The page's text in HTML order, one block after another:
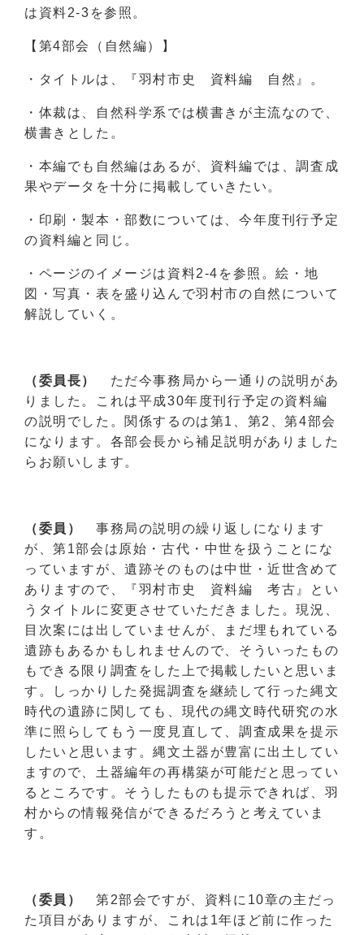
は資料2-3を参照。
【第4部会（自然編）】
・タイトルは、『羽村市史 資料編 自然』。
・体裁は、自然科学系では横書きが主流なので、
横書きとした。
・本編でも自然編はあるが、資料編では、調査成
果やデータを十分に掲載していきたい。
・印刷・製本・部数については、今年度刊行予定
の資料編と同じ。
・ページのイメージは資料2-4を参照。絵・地
図・写真・表を盛り込んで羽村市の自然について
解説していく。
（委員長） ただ今事務局から一通りの説明があ
りました。これは平成30年度刊行予定の資料編
の説明でした。関係するのは第1、第2、第4部会
になります。各部会長から補足説明がありました
らお願いします。
（委員） 事務局の説明の繰り返しになります
が、第1部会は原始・古代・中世を扱うことにな
っていますが、遺跡そのものは中世・近世含めて
ありますので、『羽村市史 資料編 考古』とい
うタイトルに変更させていただきました。現況、
目次案には出していませんが、まだ埋もれている
遺跡もあるかもしれませんので、そういったもの
もできる限り調査をした上で掲載したいと思いま
す。しっかりした発掘調査を継続して行った縄文
時代の遺跡に関しても、現代の縄文時代研究の水
準に照らしてもう一度見直して、調査成果を提示
したいと思います。縄文土器が豊富に出土してい
ますので、土器編年の再構築が可能だと思ってい
るところです。そうしたものも提示できれば、羽
村からの情報発信ができるだろうと考えていま
す。
（委員） 第2部会ですが、資料に10章の主だっ
た項目がありますが、これは1年ほど前に作った